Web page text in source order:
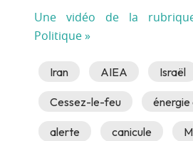
Une vidéo de la
Politique »
Iran AIEA Israël
Cessez-le-feu
alerte canicule